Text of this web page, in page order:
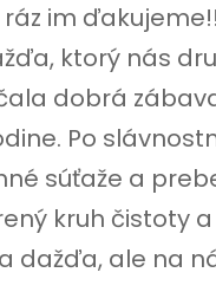
im
ktorý nás
dobrá
Po
súťaže a
kruh čistoty
dažďa, ale na